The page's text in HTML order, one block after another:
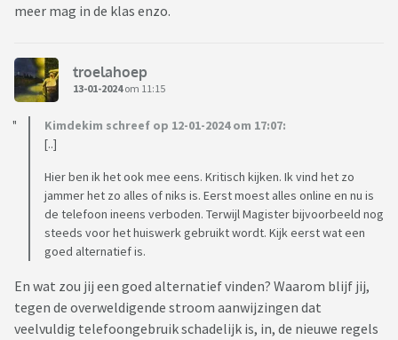
meer mag in de klas enzo.
troelahoep
13-01-2024om 11:15
Kimdekim schreef op 12-01-2024 om 17:07:
[..]
Hier ben ik het ook mee eens. Kritisch kijken. Ik vind het zo
jammer het zo alles of niks is. Eerst moest alles online en nu is
de telefoon ineens verboden. Terwijl Magister bijvoorbeeld nog
steeds voor het huiswerk gebruikt wordt. Kijk eerst wat een
goed alternatief is.
En wat zou jij een goed alternatief vinden? Waarom blijf jij,
tegen de overweldigende stroom aanwijzingen dat
veelvuldig telefoongebruik schadelijk is, in, de nieuwe regels